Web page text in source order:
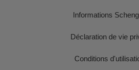
Informations
Déclaration de vie
Conditions